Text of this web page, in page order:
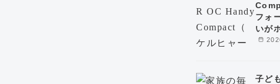
フォ
いが
子ど